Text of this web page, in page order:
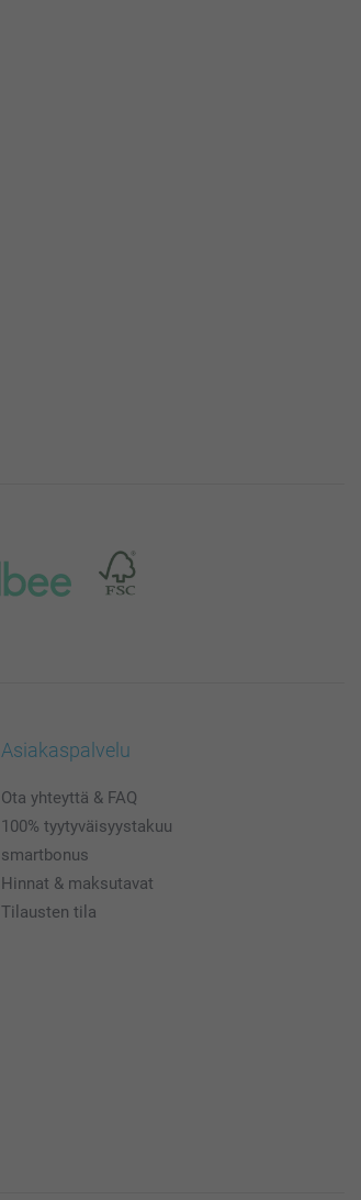
Asiakaspalvelu
Ota yhteyttä & FAQ
100% tyytyväisyystakuu
smartbonus
Hinnat & maksutavat
Tilausten tila